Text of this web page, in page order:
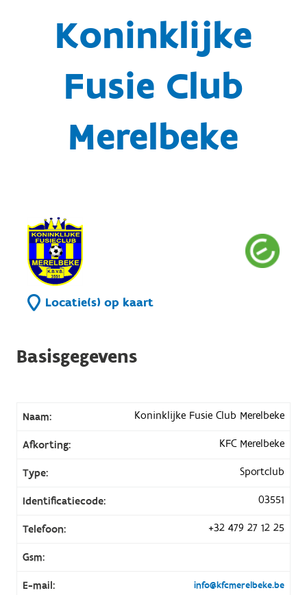
Koninklijke
Fusie Club
Merelbeke
Locatie(s) op kaart
Basisgegevens
Naam: Koninklijke Fusie Club Merelbeke
Afkorting: KFC Merelbeke
Type: Sportclub
Identificatiecode: 03551
Telefoon: +32 479 27 12 25
Gsm:
E-mail: info@kfcmerelbeke.be